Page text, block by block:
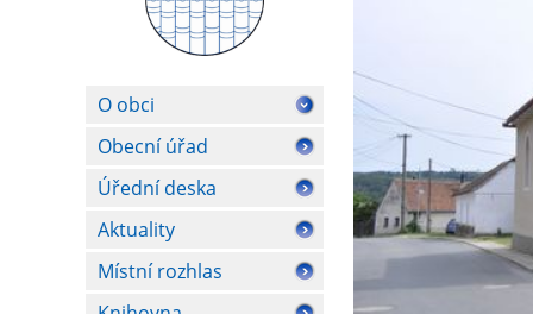
O obci
Obecní úřad
Úřední deska
Aktuality
Místní rozhlas